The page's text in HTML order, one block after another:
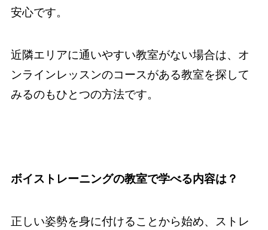
安心です。
近隣エリアに通いやすい教室がない場合は、オ
ンラインレッスンのコースがある教室を探して
みるのもひとつの方法です。
ボイストレーニングの教室で学べる内容は？
正しい姿勢を身に付けることから始め、ストレ